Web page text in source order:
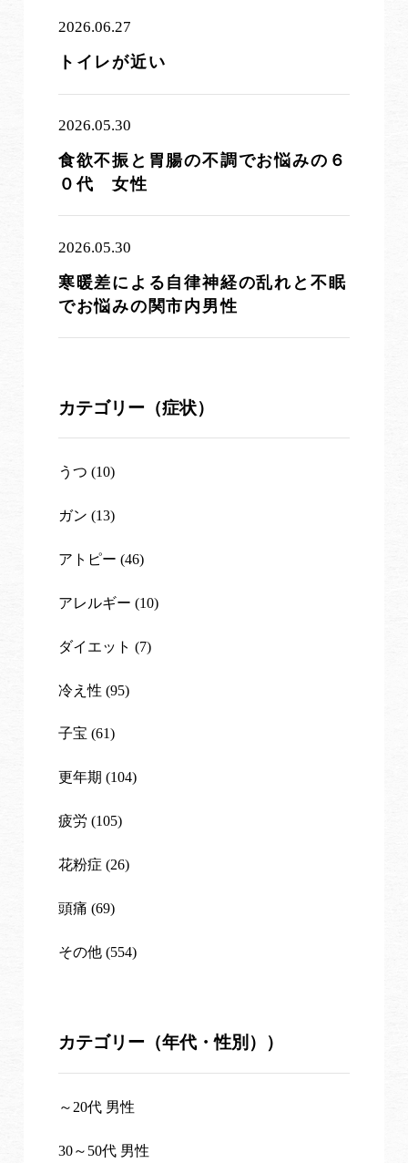
2026.06.27
トイレが近い
2026.05.30
食欲不振と胃腸の不調でお悩みの６
０代 女性
2026.05.30
寒暖差による自律神経の乱れと不眠
でお悩みの関市内男性
カテゴリー（症状）
うつ (10)
ガン (13)
アトピー (46)
アレルギー (10)
ダイエット (7)
冷え性 (95)
子宝 (61)
更年期 (104)
疲労 (105)
花粉症 (26)
頭痛 (69)
その他 (554)
カテゴリー（年代・性別））
～20代 男性
30～50代 男性